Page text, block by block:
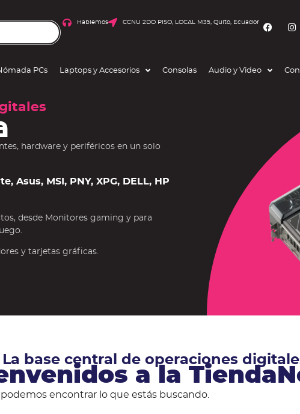
Hablemos CCNU 2DO PISO, LOCAL M35, Quito, Ecuador
PCs Laptops y Accesorios Consolas Audio y Video
hardware y periféricos en un solo
Asus, MSI, PNY, XPG, DELL, HP
desde Monitores gaming y para
y tarjetas gráficas.
La base central de operaciones
a la
encontrar lo que estás buscando.